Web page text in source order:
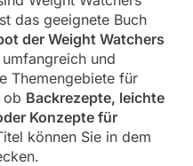
das geeignete Buch
der Weight Watchers
und
Themengebiete für
ob Backrezepte, leichte
Konzepte für
können Sie in dem